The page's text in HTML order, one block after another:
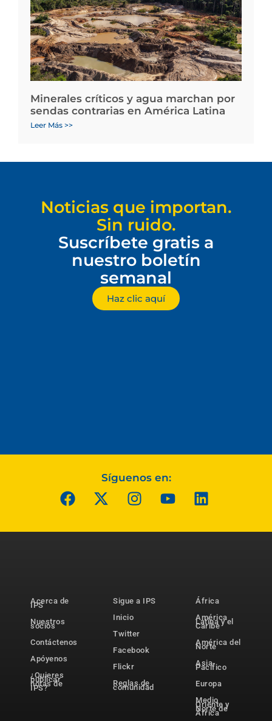
Minerales críticos y agua marchan por
sendas contrarias en América Latina
Leer Más >>
Noticias que importan.
Sin ruido.
Suscríbete gratis a
nuestro boletín
semanal
Haz clic aquí
Síguenos en:
Acerca de
IPS
Nuestros
socios
Contáctenos
Apóyenos
¿Quieres
publicar
notas de
IPS?
Sigue a IPS
Inicio
Twitter
Facebook
Flickr
Reglas de
comunidad
África
América
Latina y el
Caribe
América del
Norte
Asia-
Pacífico
Europa
Medio
Oriente y
Norte de
África